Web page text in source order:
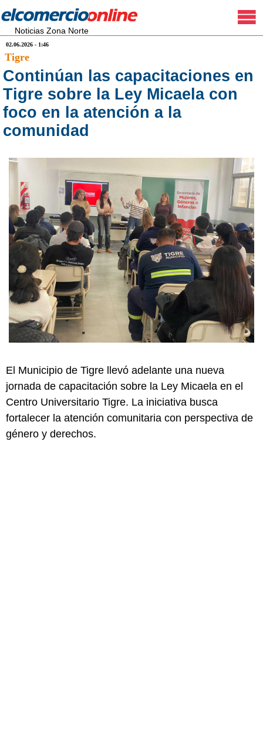
Noticias Zona Norte
02.06.2026 - 1:46
Tigre
Continúan las capacitaciones en
Tigre sobre la Ley Micaela con
foco en la atención a la
comunidad
El Municipio de Tigre llevó adelante una nueva
jornada de capacitación sobre la Ley Micaela en el
Centro Universitario Tigre. La iniciativa busca
fortalecer la atención comunitaria con perspectiva de
género y derechos.